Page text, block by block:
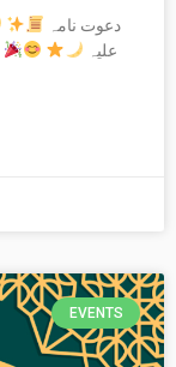
دعوت نامہ
علیہ
EVENTS